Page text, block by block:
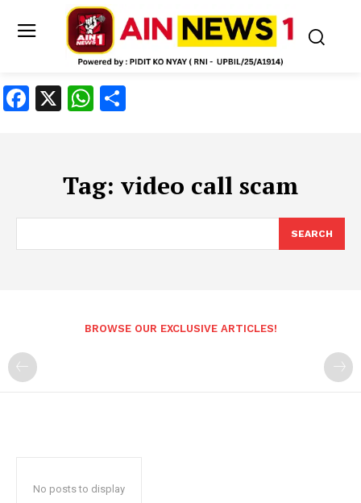
Facebook
X WhatsApp
Tag: video call scam
SEARCH
BROWSE OUR EXCLUSIVE ARTICLES!
No posts to display